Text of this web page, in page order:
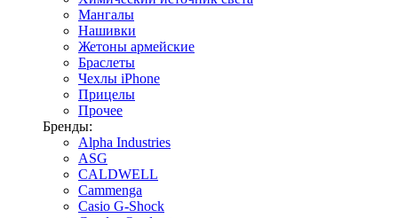
Мангалы
Нашивки
Жетоны армейские
Браслеты
Чехлы iPhone
Прицелы
Прочее
Бренды:
Alpha Industries
ASG
CALDWELL
Cammenga
Casio G-Shock